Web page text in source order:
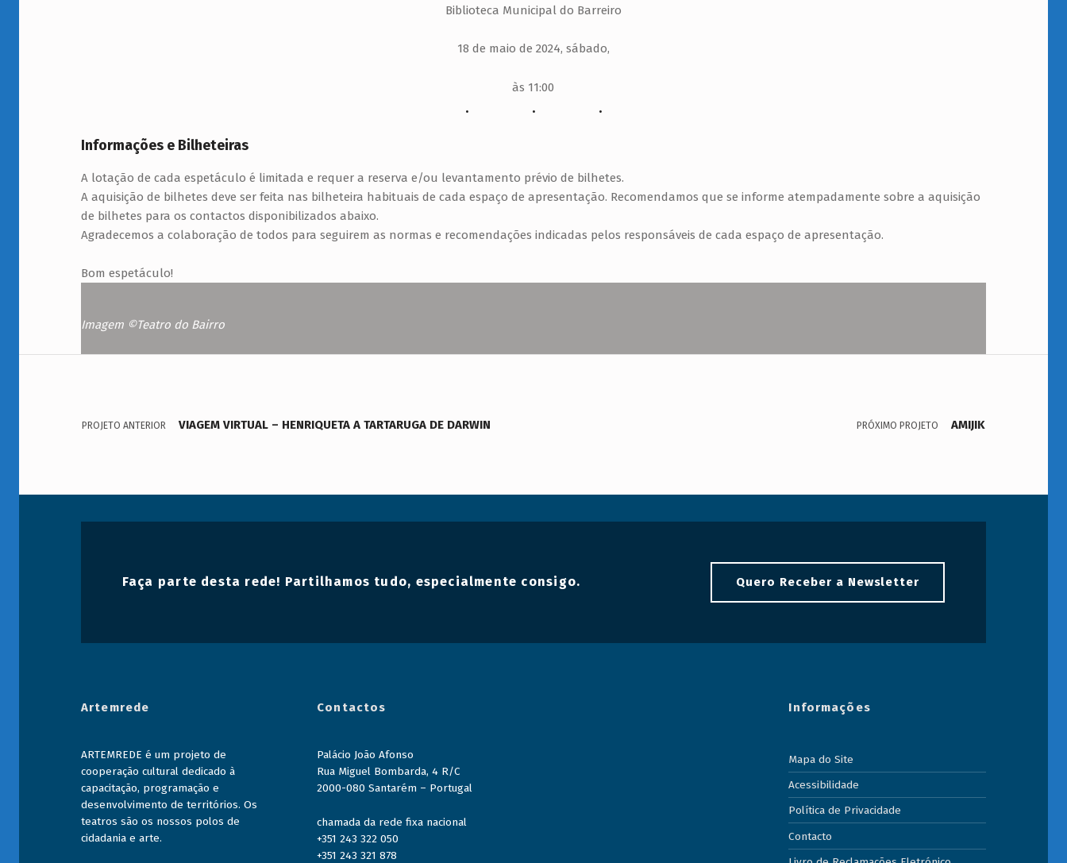
Biblioteca Municipal do Barreiro
18 de maio de 2024, sábado,
às 11:00
. . .
Informações e Bilheteiras
A lotação de cada espetáculo é limitada e requer a reserva e/ou levantamento prévio de bilhetes.
A aquisição de bilhetes deve ser feita nas bilheteira habituais de cada espaço de apresentação. Recomendamos que se informe atempadamente sobre a aquisição
de bilhetes para os contactos disponibilizados abaixo.
Agradecemos a colaboração de todos para seguirem as normas e recomendações indicadas pelos responsáveis de cada espaço de apresentação.
Bom espetáculo!
Imagem ©Teatro do Bairro
Voltar à navegação principal
Navegação de artigos
PROJETO ANTERIOR VIAGEM VIRTUAL – HENRIQUETA A TARTARUGA DE DARWIN PRÓXIMO PROJETO AMIJIK
Faça parte desta rede! Partilhamos tudo, especialmente consigo. Quero Receber a Newsletter
Artemrede
ARTEMREDE é um projeto de
cooperação cultural dedicado à
capacitação, programação e
desenvolvimento de territórios. Os
teatros são os nossos polos de
cidadania e arte.
Contactos
Palácio João Afonso
Rua Miguel Bombarda, 4 R/C
2000-080 Santarém – Portugal
chamada da rede fixa nacional
+351 243 322 050
+351 243 321 878
Informações
Mapa do Site
Acessibilidade
Política de Privacidade
Contacto